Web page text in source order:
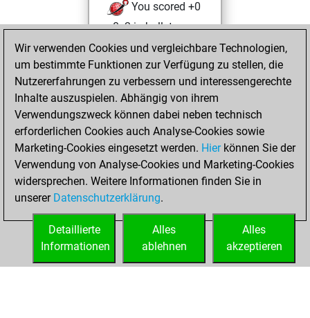
You scored +0
=0 -2 in bullet
Freitag, Januar
20, 2023
You created
your Studies account
Studies
Donnerstag, März
25, 2021
You created
your Fritz account
Wir verwenden Cookies und vergleichbare Technologien,
um bestimmte Funktionen zur Verfügung zu stellen, die
Nutzererfahrungen zu verbessern und interessengerechte
Inhalte auszuspielen. Abhängig von ihrem
Verwendungszweck können dabei neben technisch
erforderlichen Cookies auch Analyse-Cookies sowie
Marketing-Cookies eingesetzt werden. Hierkönnen Sie der
Verwendung von Analyse-Cookies und Marketing-Cookies
widersprechen. Weitere Informationen finden Sie in
unserer Datenschutzerklärung.
Alles
akzeptieren
Alles
ablehnen
Detaillierte
Informationen